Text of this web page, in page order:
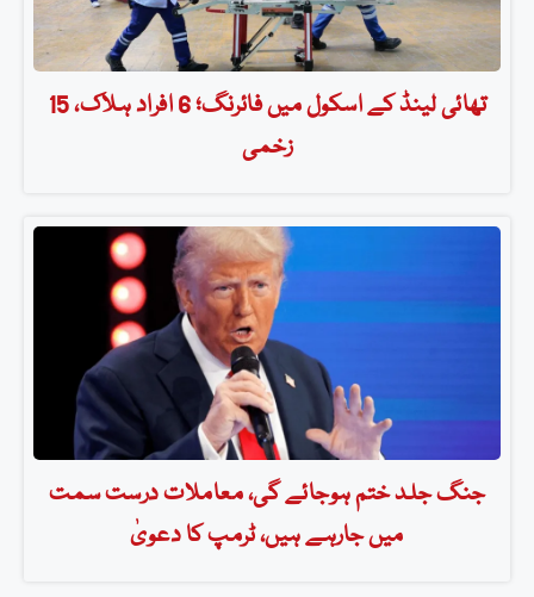
تھائی لینڈ کے اسکول میں فائرنگ؛ 6 افراد ہلاک، 15
زخمی
جنگ جلد ختم ہوجائے گی، معاملات درست سمت
میں جارہے ہیں، ٹرمپ کا دعویٰ